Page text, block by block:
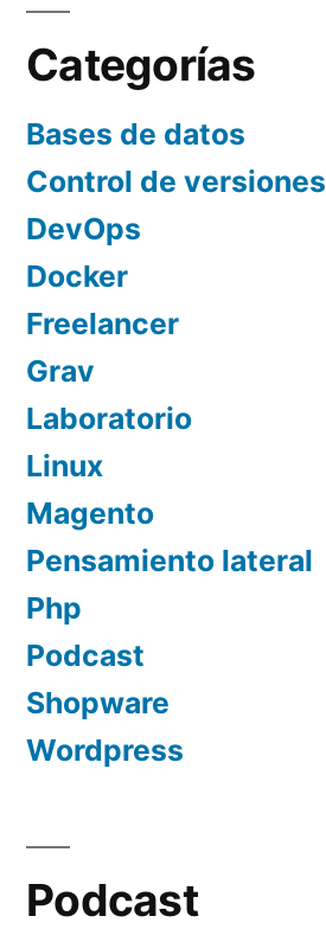
Categorías
Bases de datos
Control de versiones
DevOps
Docker
Freelancer
Grav
Laboratorio
Linux
Magento
Pensamiento lateral
Php
Podcast
Shopware
Wordpress
Podcast